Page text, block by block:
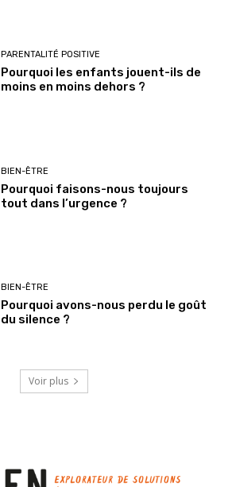
PARENTALITÉ POSITIVE
Pourquoi les enfants jouent-ils de
moins en moins dehors ?
BIEN-ÊTRE
Pourquoi faisons-nous toujours
tout dans l’urgence ?
BIEN-ÊTRE
Pourquoi avons-nous perdu le goût
du silence ?
Voir plus